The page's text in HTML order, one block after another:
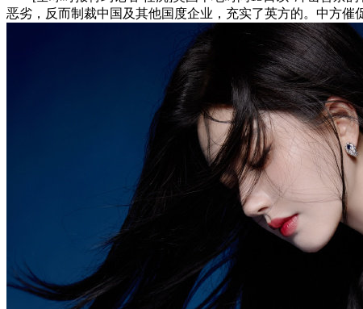
恶劣，反而制裁中国及其他国度企业，充实了英方的。中方催